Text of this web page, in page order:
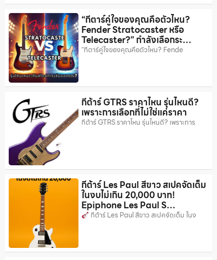
“กีตาร์คู่ใจของคุณคือตัวไหน?
Fender Stratocaster หรือ
Telecaster?” กำลังเลือกระ…
“กีตาร์คู่ใจของคุณคือตัวไหน? Fende
กีต้าร์ GTRS ราคาไหน รุ่นไหนดี?
เพราะการเลือกที่ไม่ใช่แค่ราคา
กีต้าร์ GTRS ราคาไหน รุ่นไหนดี? เพราะการ
กีต้าร์ Les Paul สีขาว สเปคจัดเต็ม
ในงบไม่เกิน 20,000 บาท!
Epiphone Les Paul S…
กีต้าร์ Les Paul สีขาว สเปคจัดเต็ม ในง